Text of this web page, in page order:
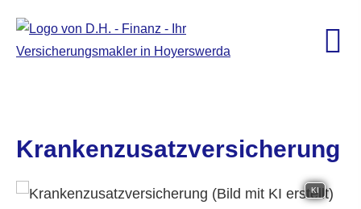
Kranken­zusatz­ver­si­che­rung
KI